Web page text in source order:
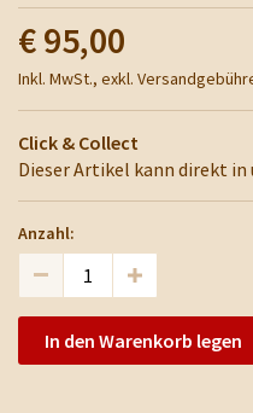
€ 95,00
Inkl. MwSt., exkl.
Click & Collect
Dieser Artikel kann direkt
Anzahl:
In den Warenkorb legen